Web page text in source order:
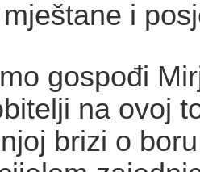
i
gospođi
na ovoj
brizi o